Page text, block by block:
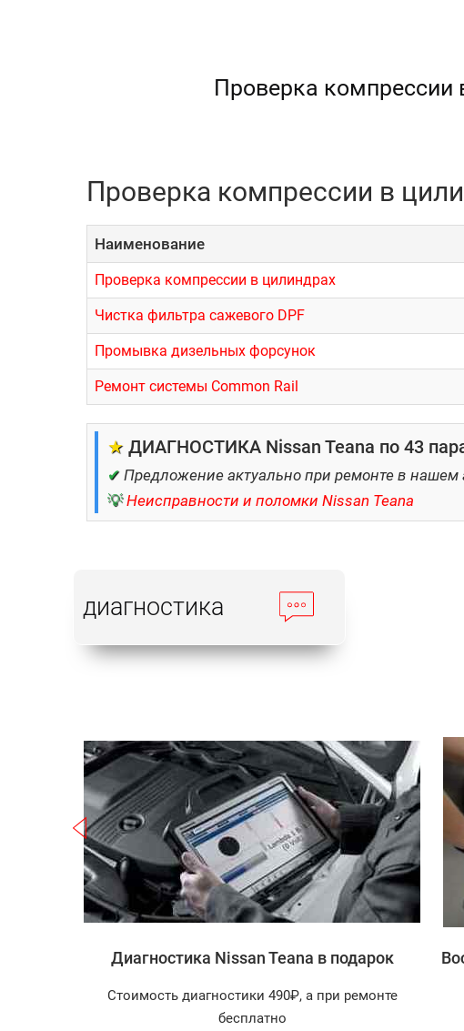
Проверка компрессии
Проверка компрессии в
Наименование
Проверка компрессии в цилиндрах
Чистка фильтра сажевого DPF
Промывка дизельных форсунок
Ремонт системы Common Rail
★ ДИАГНОСТИКА Nissan Teana по 43
✔ Предложение актуально при ремонте в нашем
💡 Неисправности и поломки Nissan Teana
диагностика
Записаться
Диагностика Nissan Teana в подарок
Стоимость диагностики 490₽, а при ремонте
бесплатно